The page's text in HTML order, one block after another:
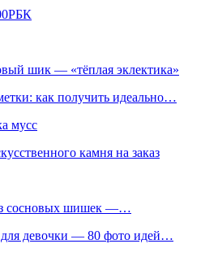
шик — «тёплая эклектика»
как получить идеально…
мусс
камня на заказ
сосновых шишек —…
для девочки — 80 фото идей…